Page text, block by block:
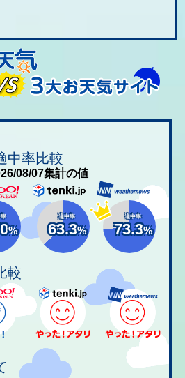
中率比較
08/07集計の値
%
適中率
63.3%
適中率
73.3%
較